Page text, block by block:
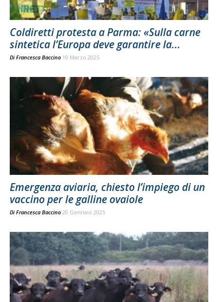
Coldiretti protesta a Parma: «Sulla carne
sintetica l’Europa deve garantire la...
Di Francesca Baccino 19 Marzo 2025
Emergenza aviaria, chiesto l’impiego di un
vaccino per le galline ovaiole
Di Francesca Baccino 20 Gennaio 2025